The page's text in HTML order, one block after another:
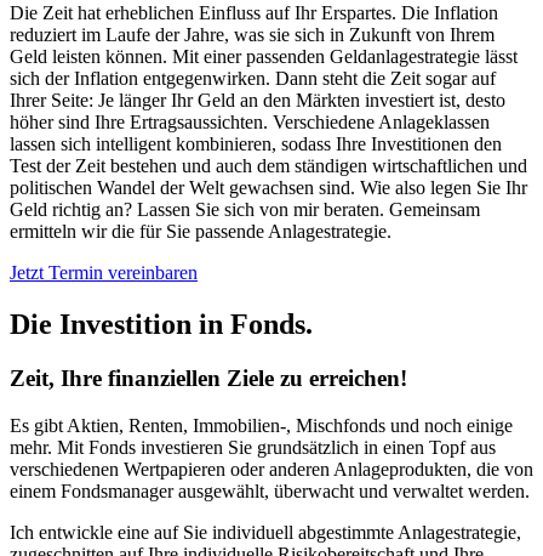
Die Zeit hat erheblichen Einfluss auf Ihr Erspartes. Die Inflation
reduziert im Laufe der Jahre, was sie sich in Zukunft von Ihrem
Geld leisten können. Mit einer passenden Geldanlagestrategie lässt
sich der Inflation entgegenwirken. Dann steht die Zeit sogar auf
Ihrer Seite: Je länger Ihr Geld an den Märkten investiert ist, desto
höher sind Ihre Ertragsaussichten. Verschiedene Anlageklassen
lassen sich intelligent kombinieren, sodass Ihre Investitionen den
Test der Zeit bestehen und auch dem ständigen wirtschaftlichen und
politischen Wandel der Welt gewachsen sind. Wie also legen Sie Ihr
Geld richtig an? Lassen Sie sich von mir beraten. Gemeinsam
ermitteln wir die für Sie passende Anlagestrategie.
Jetzt Termin vereinbaren
Die Investition in Fonds.
Zeit, Ihre finanziellen Ziele zu erreichen!
Es gibt Aktien, Renten, Immobilien-, Mischfonds und noch einige
mehr. Mit Fonds investieren Sie grundsätzlich in einen Topf aus
verschiedenen Wertpapieren oder anderen Anlageprodukten, die von
einem Fondsmanager ausgewählt, überwacht und verwaltet werden.
Ich entwickle eine auf Sie individuell abgestimmte Anlagestrategie,